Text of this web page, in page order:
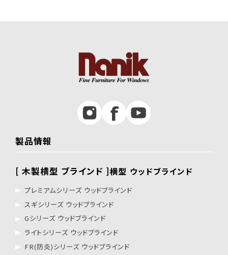
製品情報
[ 木製横型 ブラインド ]横型 ウッドブラインド
プレミアムシリーズ ウッドブラインド
スギシリーズ ウッドブラインド
Gシリーズ ウッドブラインド
ライトシリーズ ウッドブラインド
FR(防炎)シリーズ ウッドブラインド